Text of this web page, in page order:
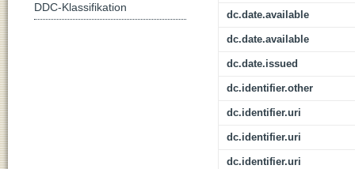
dc.date.available
dc.date.available
dc.date.issued
dc.identifier.other
dc.identifier.uri
dc.identifier.uri
dc.identifier.uri
DDC-Klassifikation